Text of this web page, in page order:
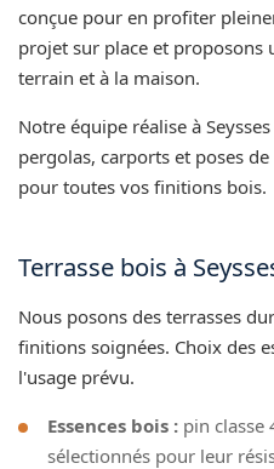
conçue pour en profiter
projet sur place et proposons
terrain et à la maison.
Notre équipe réalise à
pergolas, carports et poses
pour toutes vos finitions bois.
Terrasse bois à
Nous posons des terrasses
finitions soignées. Choix des
l'usage prévu.
Essences bois : pin classe
sélectionnés pour leur